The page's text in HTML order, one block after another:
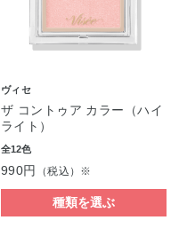
ヴィセ
ザ コントゥア カラー（ハイ
ライト）
全12色
990円 （税込）※
種類を選ぶ